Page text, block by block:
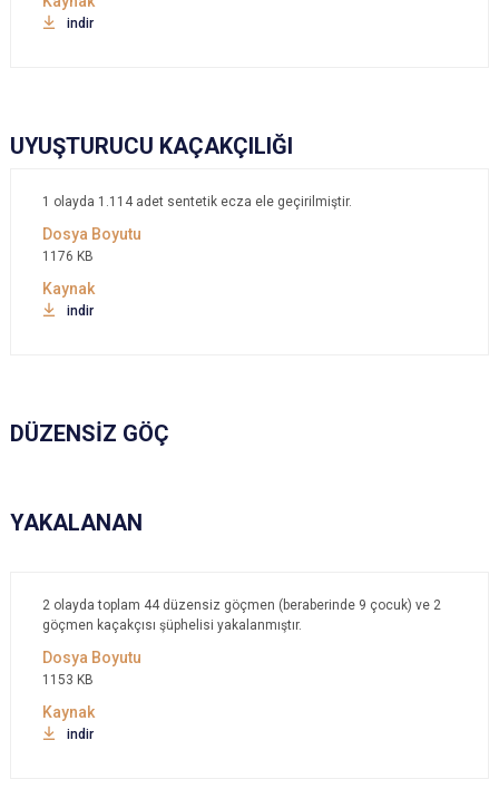
indir
UYUŞTURUCU KAÇAKÇILIĞI
1 olayda 1.114 adet sentetik ecza ele geçirilmiştir.
1176 KB
indir
DÜZENSİZ GÖÇ
YAKALANAN
2 olayda toplam 44 düzensiz göçmen (beraberinde 9 çocuk) ve 2
göçmen kaçakçısı şüphelisi yakalanmıştır.
1153 KB
indir